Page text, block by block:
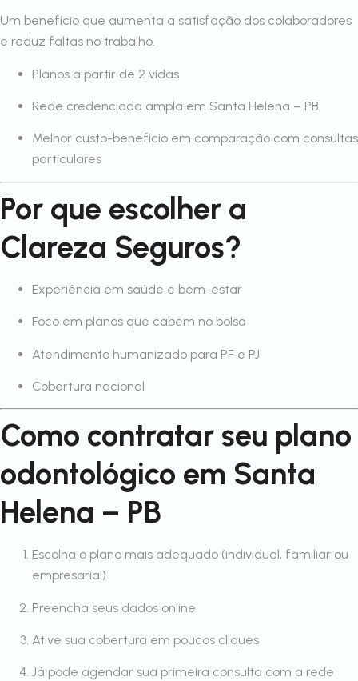
Um benefício que aumenta a satisfação dos colaboradores
e reduz faltas no trabalho.
Planos a partir de 2 vidas
Rede credenciada ampla em Santa Helena – PB
Melhor custo-benefício em comparação com consultas
particulares
Por que escolher a
Clareza Seguros?
Experiência em saúde e bem-estar
Foco em planos que cabem no bolso
Atendimento humanizado para PF e PJ
Cobertura nacional
Como contratar seu plano
odontológico em Santa
Helena – PB
Escolha o plano mais adequado (individual, familiar ou
empresarial)
Preencha seus dados online
Ative sua cobertura em poucos cliques
Já pode agendar sua primeira consulta com a rede